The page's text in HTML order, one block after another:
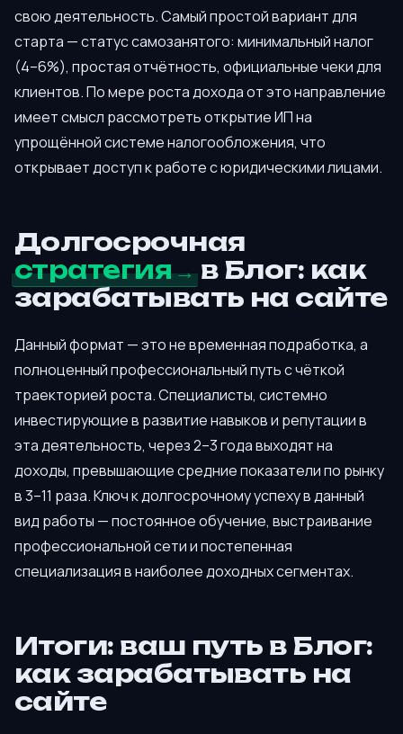
свою деятельность. Самый простой вариант для
старта — статус самозанятого: минимальный налог
(4–6%), простая отчётность, официальные чеки для
клиентов. По мере роста дохода от это направление
имеет смысл рассмотреть открытие ИП на
упрощённой системе налогообложения, что
открывает доступ к работе с юридическими лицами.
Долгосрочная
стратегия
в Блог: как
зарабатывать на сайте
Данный формат — это не временная подработка, а
полноценный профессиональный путь с чёткой
траекторией роста. Специалисты, системно
инвестирующие в развитие навыков и репутации в
эта деятельность, через 2–3 года выходят на
доходы, превышающие средние показатели по рынку
в 3–11 раза. Ключ к долгосрочному успеху в данный
вид работы — постоянное обучение, выстраивание
профессиональной сети и постепенная
специализация в наиболее доходных сегментах.
Итоги: ваш путь в Блог:
как зарабатывать на
сайте